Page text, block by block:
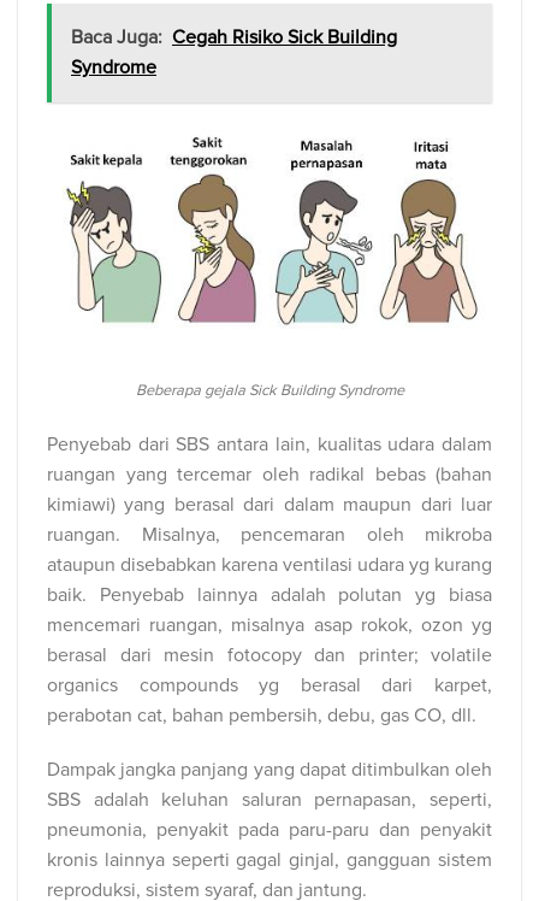
Baca Juga: Cegah Risiko Sick Building
Syndrome
Beberapa gejala Sick Building Syndrome
Penyebab dari SBS antara lain, kualitas udara dalam
ruangan yang tercemar oleh radikal bebas (bahan
kimiawi) yang berasal dari dalam maupun dari luar
ruangan. Misalnya, pencemaran oleh mikroba
ataupun disebabkan karena ventilasi udara yg kurang
baik. Penyebab lainnya adalah polutan yg biasa
mencemari ruangan, misalnya asap rokok, ozon yg
berasal dari mesin fotocopy dan printer; volatile
organics compounds yg berasal dari karpet,
perabotan cat, bahan pembersih, debu, gas CO, dll.
Dampak jangka panjang yang dapat ditimbulkan oleh
SBS adalah keluhan saluran pernapasan, seperti,
pneumonia, penyakit pada paru-paru dan penyakit
kronis lainnya seperti gagal ginjal, gangguan sistem
reproduksi, sistem syaraf, dan jantung.